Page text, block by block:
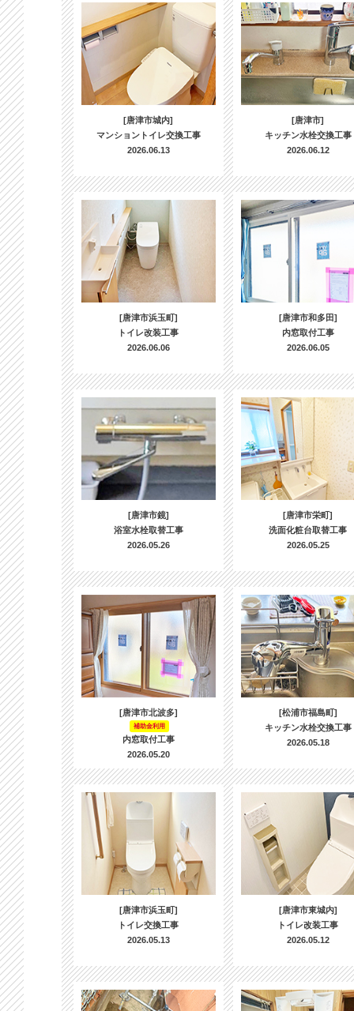
[唐津市城内]
マンショントイレ交換工事
2026.06.13
[唐津市]
キッチン水栓交換工事
2026.06.12
[唐津市浜玉町]
トイレ改装工事
2026.06.06
[唐津市和多田]
内窓取付工事
2026.06.05
[唐津市鏡]
浴室水栓取替工事
2026.05.26
[唐津市栄町]
洗面化粧台取替工事
2026.05.25
[唐津市北波多]
補助金利用
内窓取付工事
2026.05.20
[松浦市福島町]
キッチン水栓交換工事
2026.05.18
[唐津市浜玉町]
トイレ交換工事
2026.05.13
[唐津市東城内]
トイレ改装工事
2026.05.12